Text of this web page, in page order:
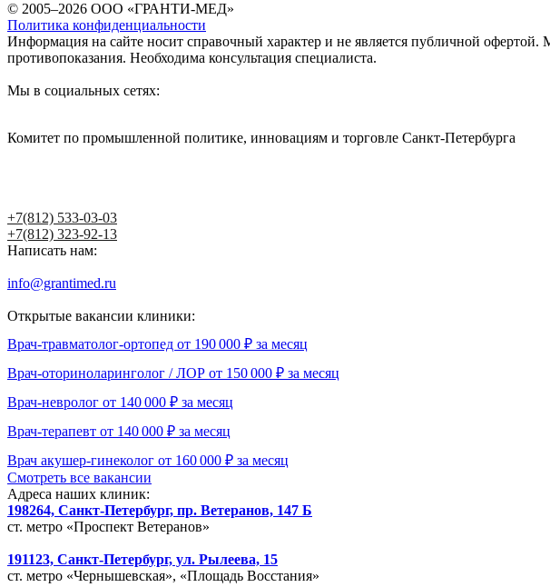
© 2005–2026 ООО «ГРАНТИ-МЕД»
Политика конфиденциальности
Информация на сайте носит справочный характер и не является публичной
противопоказания. Необходима консультация специалиста.
Мы в социальных сетях:
Комитет по промышленной политике, инновациям и торговле Санкт-Петербурга
+7(812) 533-03-03
+7(812) 323-92-13
Написать нам:
info@grantimed.ru
Открытые вакансии клиники:
Врач-травматолог-ортопед от 190 000 ₽ за месяц
Врач-оториноларинголог / ЛОР от 150 000 ₽ за месяц
Врач-невролог от 140 000 ₽ за месяц
Врач-терапевт от 140 000 ₽ за месяц
Врач акушер-гинеколог от 160 000 ₽ за месяц
Смотреть все вакансии
Адреса наших клиник:
198264, Санкт-Петербург, пр. Ветеранов, 147 Б
ст. метро «Проспект Ветеранов»
191123, Санкт-Петербург, ул. Рылеева, 15
ст. метро «Чернышевская», «Площадь Восстания»